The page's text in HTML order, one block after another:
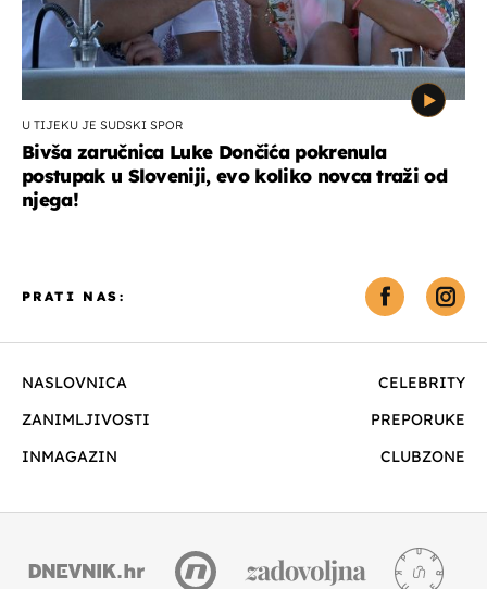
U TIJEKU JE SUDSKI SPOR
Bivša zaručnica Luke Dončića pokrenula
postupak u Sloveniji, evo koliko novca traži od
njega!
NASLOVNICA
CELEBRITY
ZANIMLJIVOSTI
PREPORUKE
INMAGAZIN
CLUBZONE
PRATI NAS: